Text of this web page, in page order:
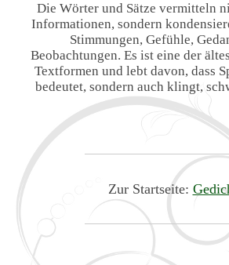
Die Wörter und Sätze vermitteln
Informationen, sondern
Stimmungen, Gefühle,
Beobachtungen. Es ist eine der
Textformen und lebt davon, dass
bedeutet, sondern auch klingt,
Zur Startseite: